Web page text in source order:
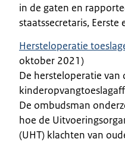
in de gaten en
staatssecretaris, Eerste
Hersteloperatie
oktober 2021)
De hersteloperatie van
De ombudsman
hoe de
(UHT) klachten van